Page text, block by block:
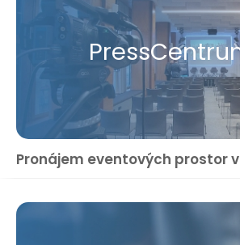
Pronájem eventových prostor